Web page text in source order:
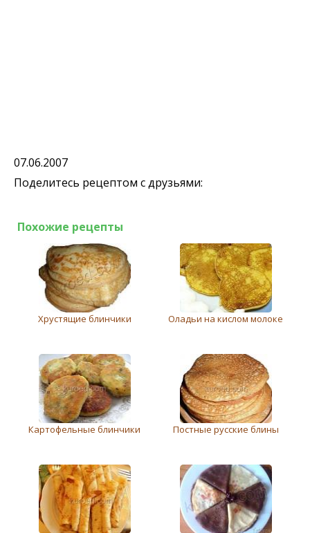
07.06.2007
Поделитесь рецептом с друзьями:
Похожие рецепты
Хрустящие блинчики Оладьи на кислом молоке
Картофельные блинчики Постные русские блины